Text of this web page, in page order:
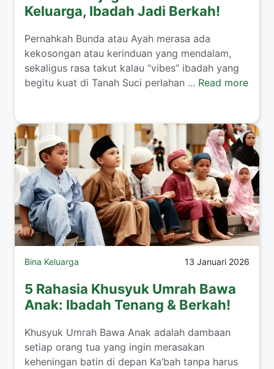
Keluarga, Ibadah Jadi Berkah!
​Pernahkah Bunda atau Ayah merasa ada
kekosongan atau kerinduan yang mendalam,
sekaligus rasa takut kalau “vibes” ibadah yang
begitu kuat di Tanah Suci perlahan ... Read more
Bina Keluarga 13 Januari 2026
5 Rahasia Khusyuk Umrah Bawa
Anak: Ibadah Tenang & Berkah!
​Khusyuk Umrah Bawa Anak adalah dambaan
setiap orang tua yang ingin merasakan
keheningan batin di depan Ka’bah tanpa harus